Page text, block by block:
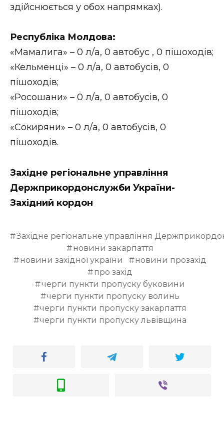
здійснюється у обох напрямках).
Республіка Молдова:
«Мамалига» – 0 л/а, 0 автобус , 0 пішоходів;
«Кельменці» – 0 л/а, 0 автобусів, 0
пішоходів;
«Росошани» – 0 л/а, 0 автобусів, 0
пішоходів;
«Сокиряни» – 0 л/а, 0 автобусів, 0
пішоходів.
Західне регіональне управління
Держприкордонслужби України-
Західний кордон
Західне регіональне управління
новини закарпаття
новини західної україни
новини прозахід
про захід
черги пункти пропуску буковини
черги пункти пропуску волинь
черги пункти пропуску закарпаття
черги пункти пропуску львівщина